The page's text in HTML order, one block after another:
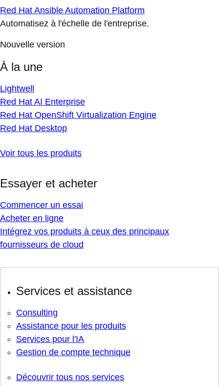
Red Hat Ansible Automation Platform
Automatisez à l'échelle de l'entreprise.
Nouvelle version
À la une
Lightwell
Red Hat AI Enterprise
Red Hat OpenShift Virtualization Engine
Red Hat Desktop
Voir tous les produits
Essayer et acheter
Commencer un essai
Acheter en ligne
Intégrez vos produits à ceux des principaux
fournisseurs de cloud
Services et assistance
Consulting
Assistance pour les produits
Services pour l'IA
Gestion de compte technique
Découvrir tous nos services